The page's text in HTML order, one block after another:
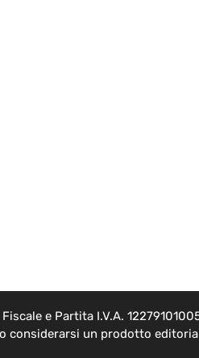
e Partita I.V.A.
considerarsi un prodotto